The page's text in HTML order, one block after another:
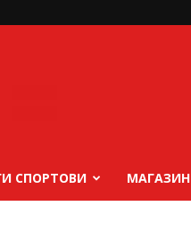
СПОРТОВИ МАГАЗИН